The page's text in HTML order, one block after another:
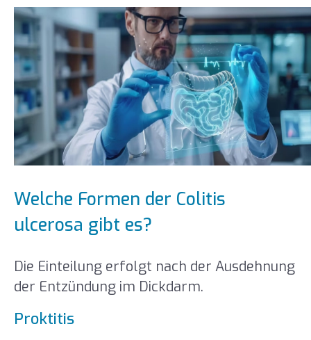
Welche Formen der Colitis
ulcerosa gibt es?
Die Einteilung erfolgt nach der Ausdehnung
der Entzündung im Dickdarm.
Proktitis